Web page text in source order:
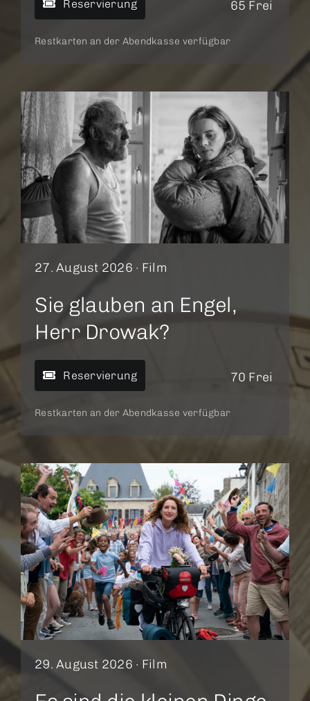
Reservierung 65 Frei
Restkarten an der Abendkasse verfügbar
27. August 2026 · Film
Sie glauben an Engel,
Herr Drowak?
Reservierung 70 Frei
Restkarten an der Abendkasse verfügbar
29. August 2026 · Film